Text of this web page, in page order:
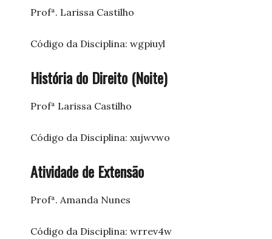
Profª. Larissa Castilho
Código da Disciplina: wgpiuyl
História do Direito (Noite)
Profª Larissa Castilho
Código da Disciplina: xujwvwo
Atividade de Extensão
Profª. Amanda Nunes
Código da Disciplina: wrrev4w